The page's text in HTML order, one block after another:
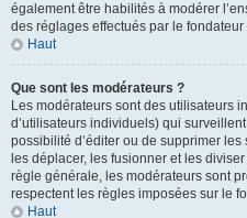
également être habilités à modérer
des réglages effectués par le fondateur
Haut
Que sont les modérateurs ?
Les modérateurs sont des utilisateurs
d’utilisateurs individuels) qui
possibilité d’éditer ou de supprimer
les déplacer, les fusionner et les
règle générale, les modérateurs sont
respectent les règles imposées sur le
Haut